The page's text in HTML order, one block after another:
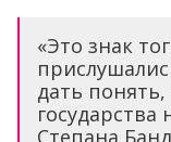
«Это знак
дать
Степана